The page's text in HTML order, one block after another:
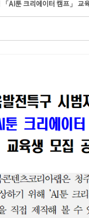
AI툰 크리에이터 캠프」 교